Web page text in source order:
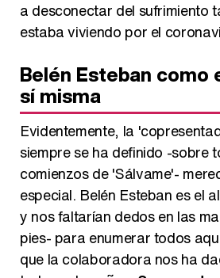
a desconectar del sufrimiento
estaba viviendo por el
Belén Esteban como
sí misma
Evidentemente, la
siempre se ha definido -sobre
comienzos de 'Sálvame'-
especial. Belén Esteban es el
y nos faltarían dedos en las
pies- para enumerar todos
que la colaboradora nos ha